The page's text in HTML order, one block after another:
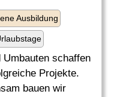
Ausbildung
schaffen
Projekte.
bauen wir